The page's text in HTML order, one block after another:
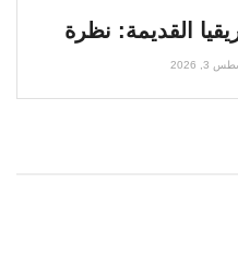
القديمة: نظرة
3, 2026